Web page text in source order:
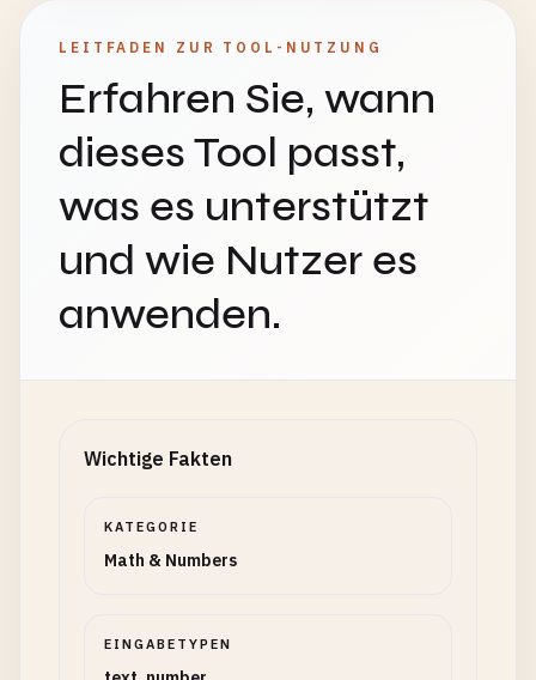
LEITFADEN ZUR TOOL-NUTZUNG
Erfahren Sie, wann
dieses Tool passt,
was es unterstützt
und wie Nutzer es
anwenden.
Wichtige Fakten
KATEGORIE
Math & Numbers
EINGABETYPEN